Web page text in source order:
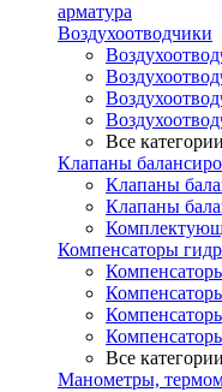
арматура
Воздухоотводчики
Все
Клапаны
Клапаны
Клапаны
Компенсаторы
Все
Манометры,